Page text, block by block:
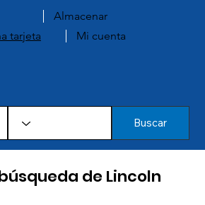
Almacenar
tarjeta
Mi cuenta
Buscar
de Lincoln